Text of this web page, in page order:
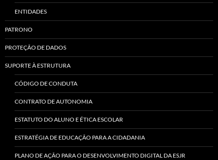
ENTIDADES
PATRONO
PROTEÇÃO DE DADOS
SUPORTE À ESTRUTURA
CÓDIGO DE CONDUTA
CONTRATO DE AUTONOMIA
ESTATUTO DO ALUNO E ÉTICA ESCOLAR
ESTRATÉGIA DE EDUCAÇÃO PARA A CIDADANIA
PLANO DE AÇÃO PARA O DESENVOLVIMENTO DIGITAL DA ESJR